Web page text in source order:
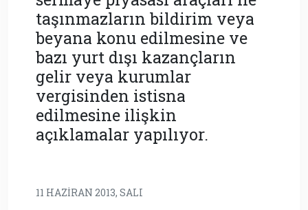
taşınmazların bildirim veya
beyana konu edilmesine ve
bazı yurt dışı kazançların
gelir veya kurumlar
vergisinden istisna
edilmesine ilişkin
açıklamalar yapılıyor.
11 HAZIRAN 2013, SALI